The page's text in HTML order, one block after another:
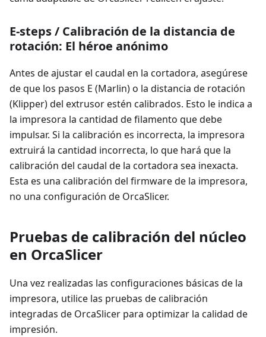
E-steps / Calibración de la distancia de
rotación: El héroe anónimo
Antes de ajustar el caudal en la cortadora, asegúrese
de que los pasos E (Marlin) o la distancia de rotación
(Klipper) del extrusor estén calibrados. Esto le indica a
la impresora la cantidad de filamento que debe
impulsar. Si la calibración es incorrecta, la impresora
extruirá la cantidad incorrecta, lo que hará que la
calibración del caudal de la cortadora sea inexacta.
Esta es una calibración del firmware de la impresora,
no una configuración de OrcaSlicer.
Pruebas de calibración del núcleo
en OrcaSlicer
Una vez realizadas las configuraciones básicas de la
impresora, utilice las pruebas de calibración
integradas de OrcaSlicer para optimizar la calidad de
impresión.